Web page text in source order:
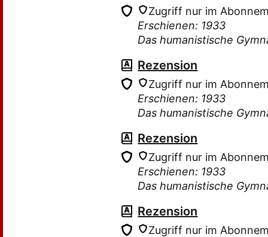
Zugriff nur im
Erschienen: 1933
Das humanistische
Rezension
Zugriff nur im
Erschienen: 1933
Das humanistische
Rezension
Zugriff nur im
Erschienen: 1933
Das humanistische
Rezension
Zugriff nur im